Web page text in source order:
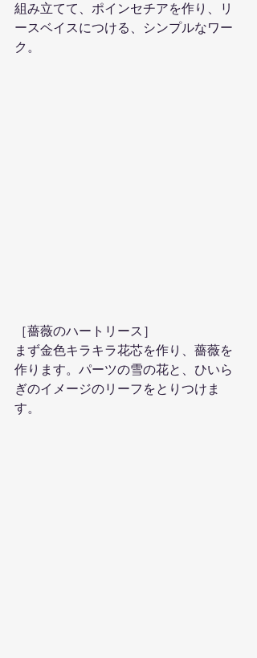
組み立てて、ポインセチアを作り、リ
ースベイスにつける、シンプルなワー
ク。
［薔薇のハートリース］
まず金色キラキラ花芯を作り、薔薇を
作ります。パーツの雪の花と、ひいら
ぎのイメージのリーフをとりつけま
す。